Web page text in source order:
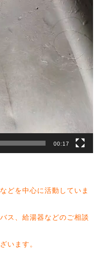
00:17
どを中心に活動していま
ス、給湯器などのご相談
います。